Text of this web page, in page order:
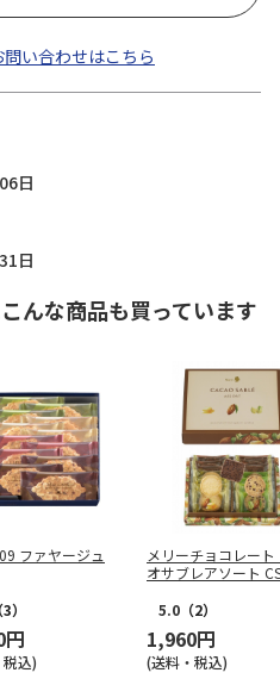
い合わせはこちら
日
日
んな商品も買っています
ファヤージュ
（3）
込)
メリーチョコレート
オサブレアソート
5.0 （2）
1,960円
(送料・税込)